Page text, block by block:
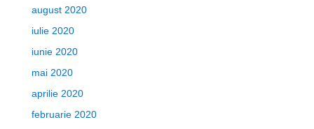
august 2020
iulie 2020
iunie 2020
mai 2020
aprilie 2020
februarie 2020